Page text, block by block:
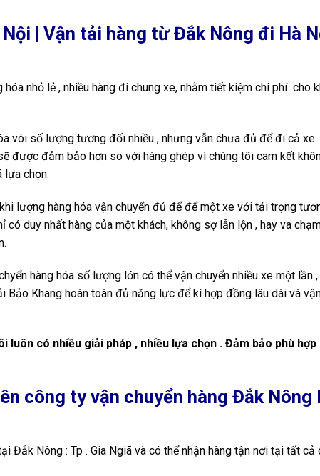
| Vận tải hàng từ Đắk Nông đi Hà
hóa nhỏ lẻ , nhiều hàng đi chung xe, nhằm tiết kiệm chi phí cho
vói số lượng tương đối nhiều , nhưng vẫn chưa đủ để đi cả xe
được đảm bảo hơn so với hàng ghép vì chúng tôi cam kết
lựa chọn.
lượng hàng hóa vận chuyển đủ để để một xe với tải trọng
duy nhất hàng của một khách, không sợ lẫn lộn , hay va
hàng hóa số lượng lớn có thể vận chuyển nhiều xe một lần ,
Khang hoàn toàn đủ năng lực để kí hợp đồng lâu dài và
có nhiều giải pháp , nhiều lựa chọn . Đảm bảo phù hợp
công ty vận chuyển hàng Đắk Nông
Đắk Nông : Tp . Gia Ngiã và có thể nhận hàng tận nơi tại tất cả